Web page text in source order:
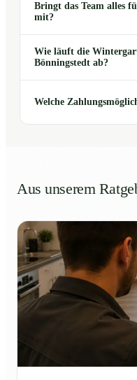
Bringt das Team alles
mit?
Wie läuft die
Bönningstedt ab?
Welche
Aus unserem